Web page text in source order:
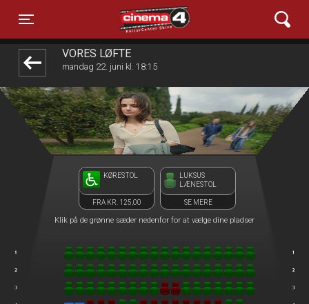
Toggle navigation
Cinema4
VORES LØFTE
mandag 22. juni kl. 18:15
KØRESTOL
FRA KR. 125,00
LUKSUS
LÆNESTOL
SE MERE
Klik på de grønne sæder nedenfor for at vælge dine pladser
front03-cc 104422